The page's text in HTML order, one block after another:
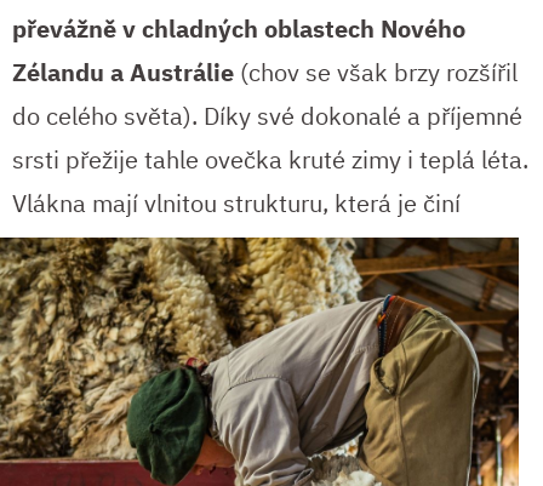
převážně v chladných oblastech Nového
Zélandu a Austrálie (chov se však brzy rozšířil
do celého světa). Díky své dokonalé a příjemné
srsti přežije tahle ovečka kruté zimy i teplá léta.
Vlákna mají vlnitou strukturu, která je činí